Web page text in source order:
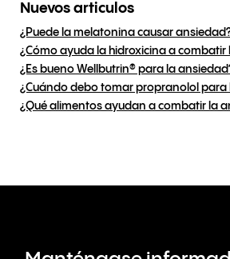
Nuevos articulos
¿Puede la melatonina causar
¿Cómo ayuda la hidroxicina a combatir
¿Es bueno Wellbutrin® para la
¿Cuándo debo tomar propranolol para
¿Qué alimentos ayudan a combatir la